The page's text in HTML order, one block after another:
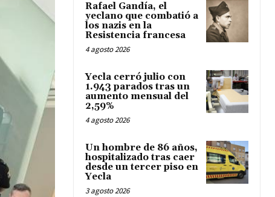
Rafael Gandía, el
yeclano que combatió a
los nazis en la
Resistencia francesa
4 agosto 2026
Yecla cerró julio con
1.943 parados tras un
aumento mensual del
2,59%
4 agosto 2026
Un hombre de 86 años,
hospitalizado tras caer
desde un tercer piso en
Yecla
3 agosto 2026